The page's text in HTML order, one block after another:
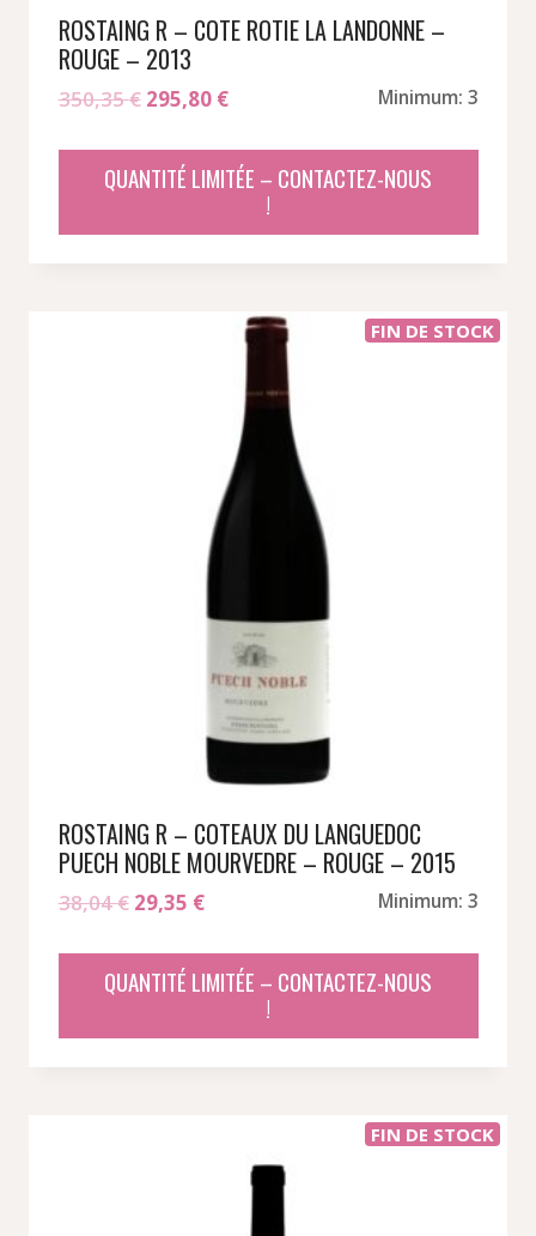
ROSTAING R – COTE ROTIE LA LANDONNE –
ROUGE – 2013
350,35€ Le
initial
était :
295,80 €Le
actuel
est :
Minimum: 3
QUANTITÉ LIMITÉE – CONTACTEZ-NOUS
!
FIN DE STOCK
ROSTAING R – COTEAUX DU LANGUEDOC
PUECH NOBLE MOURVEDRE – ROUGE – 2015
38,04€ Le
initial
était :
29,35 €Le
actuel
est :
Minimum: 3
QUANTITÉ LIMITÉE – CONTACTEZ-NOUS
!
FIN DE STOCK